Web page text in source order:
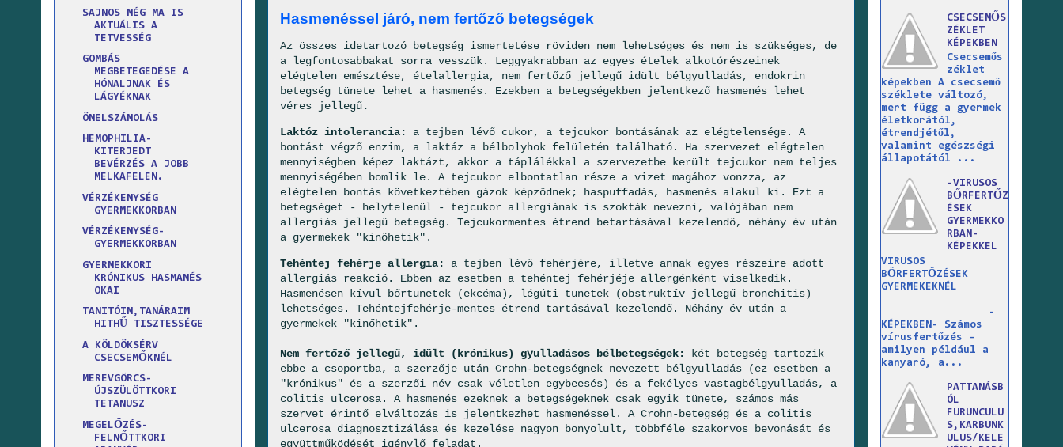
Hasmenéssel járó, nem fertőző betegségek
Az összes idetartozó betegség ismertetése röviden nem lehetséges és nem is szükséges, de
a legfontosabbakat sorra vesszük. Leggyakrabban az egyes ételek alkotórészeinek
elégtelen emésztése, ételallergia, nem fertőző jellegű idült bélgyulladás, endokrin
betegség tünete lehet a hasmenés. Ezekben a betegségekben jelentkező hasmenés lehet
véres jellegű.
Laktóz intolerancia:
a tejben lévő cukor, a tejcukor bontásának az elégtelensége. A
bontást végző enzim, a laktáz a bélbolyhok felületén található. Ha szervezet elégtelen
mennyiségben képez laktázt, akkor a táplálékkal a szervezetbe került tejcukor nem teljes
mennyiségében bomlik le. A tejcukor elbontatlan része a vizet magához vonzza, az
elégtelen bontás következtében gázok képződnek; haspuffadás, hasmenés alakul ki. Ezt a
betegséget - helytelenül - tejcukor allergiának is szokták nevezni, valójában nem
allergiás jellegű betegség. Tejcukormentes étrend betartásával kezelendő, néhány év után
a gyermekek "kinőhetik".
Tehéntej fehérje allergia:
a tejben lévő fehérjére, illetve annak egyes részeire adott
allergiás reakció. Ebben az esetben a tehéntej fehérjéje allergénként viselkedik.
Hasmenésen kívül bőrtünetek (ekcéma), légúti tünetek (obstruktív jellegű bronchitis)
lehetséges. Tehéntejfehérje-mentes étrend tartásával kezelendő. Néhány év után a
gyermekek "kinőhetik".
Nem fertőző jellegű, idült (krónikus) gyulladásos bélbetegségek:
két betegség tartozik
ebbe a csoportba, a szerzője után Crohn-betegségnek nevezett bélgyulladás (ez esetben a
"krónikus" és a szerzői név csak véletlen egybeesés) és a fekélyes vastagbélgyulladás, a
colitis ulcerosa. A hasmenés ezeknek a betegségeknek csak egyik tünete, számos más
szervet érintő elváltozás is jelentkezhet hasmenéssel. A Crohn-betegség és a colitis
ulcerosa diagnosztizálása és kezelése nagyon bonyolult, többféle szakorvos bevonását és
együttműködését igénylő feladat.
SAJNOS MÉG MA IS
AKTUÁLIS A
TETVESSÉG
GOMBÁS
MEGBETEGEDÉSE A
HÓNALJNAK ÉS
LÁGYÉKNAK
ÖNELSZÁMOLÁS
HEMOPHILIA-
KITERJEDT
BEVÉRZÉS A JOBB
MELKAFELEN.
VÉRZÉKENYSÉG
GYERMEKKORBAN
VÉRZÉKENYSÉG-
GYERMEKKORBAN
GYERMEKKORI
KRÓNIKUS HASMANÉS
OKAI
TANITÓIM,TANÁRAIM
HITHŰ TISZTESSÉGE
A KÖLDÖKSÉRV
CSECSEMŐKNÉL
MEREVGÖRCS-
ÚJSZÜLÖTTKORI
TETANUSZ
MEGELŐZÉS-
FELNŐTTKORI
CSECSEMŐS
ZÉKLET
KÉPEKBEN
Csecsemős
zéklet
képekben A csecsemő
széklete változó,
mert függ a gyermek
életkorától,
étrendjétől,
valamint egészségi
állapotától ...
-VIRUSOS
BŐRFERTŐZ
ÉSEK
GYERMEKKO
RBAN-
KÉPEKKEL
VIRUSOS
BŐRFERTŐZÉSEK
GYERMEKEKNÉL
-
KÉPEKBEN- Számos
vírusfertőzés -
amilyen például a
kanyaró, a...
PATTANÁSB
ÓL
FURUNCULU
S,KARBUNK
ULUS/KELE